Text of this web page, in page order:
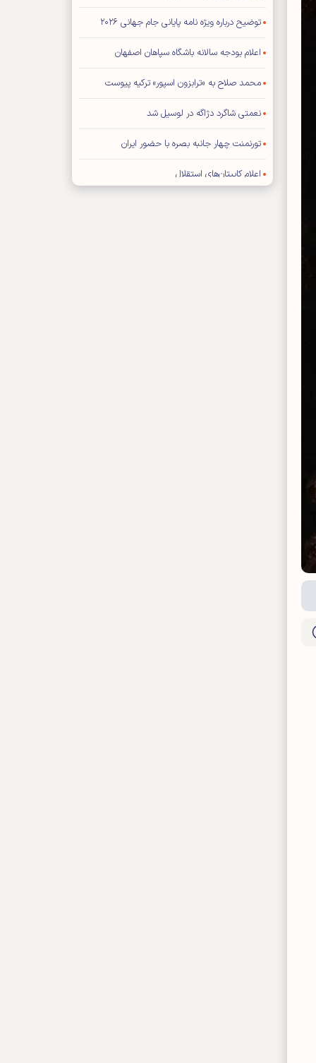
توضیح درباره ویژه نامه پایانی جام جهانی ۲۰۲۶
اعلام بودجه سالانه باشگاه سپاهان اصفهان
محمد صلاح به «ترابزون اسپور» ترکیه پیوست
نعمتی شاگرد دژاگه در لوسیل شد
تورنمنت چهار جانبه بصره با حضور ایران
اعلام کاپیتان‌های استقلال